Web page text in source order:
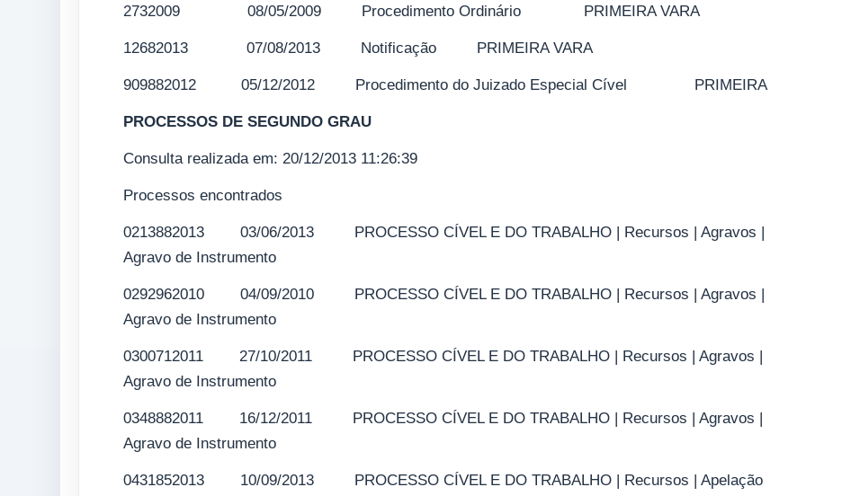
2732009 08/05/2009 Procedimento Ordinário PRIMEIRA VARA
12682013 07/08/2013 Notificação PRIMEIRA VARA
909882012 05/12/2012 Procedimento do Juizado Especial Cível PRIMEIRA
PROCESSOS DE SEGUNDO GRAU
Consulta realizada em: 20/12/2013 11:26:39
Processos encontrados
0213882013 03/06/2013 PROCESSO CÍVEL E DO TRABALHO | Recursos | Agravos |
Agravo de Instrumento
0292962010 04/09/2010 PROCESSO CÍVEL E DO TRABALHO | Recursos | Agravos |
Agravo de Instrumento
0300712011 27/10/2011 PROCESSO CÍVEL E DO TRABALHO | Recursos | Agravos |
Agravo de Instrumento
0348882011 16/12/2011 PROCESSO CÍVEL E DO TRABALHO | Recursos | Agravos |
Agravo de Instrumento
0431852013 10/09/2013 PROCESSO CÍVEL E DO TRABALHO | Recursos | Apelação